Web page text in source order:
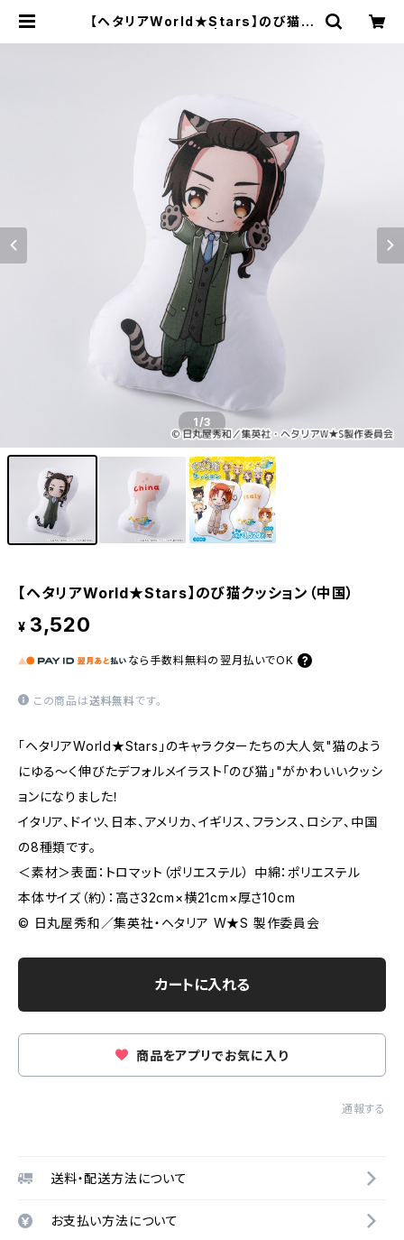
【ヘタリアWorld★Stars】のび猫ク
1/3
【ヘタリアWorld★Stars】のび猫クッション（中国）
¥ 3,520
なら 手数料無料の 翌月払いでOK
この商品は送料無料です。
「ヘタリアWorld★Stars」のキャラクターたちの大人気"猫のよう
にゆる〜く伸びたデフォルメイラスト「のび猫」"がかわいいクッシ
ョンになりました！
イタリア、ドイツ、日本、アメリカ、イギリス、フランス、ロシア、中国
の8種類です。
＜素材＞表面：トロマット（ポリエステル） 中綿：ポリエステル
本体サイズ（約）：高さ32cm×横21cm×厚さ10cm
© 日丸屋秀和／集英社・ヘタリア W★S 製作委員会
カートに入れる
商品をアプリでお気に入り
通報する
送料・配送方法について
お支払い方法について